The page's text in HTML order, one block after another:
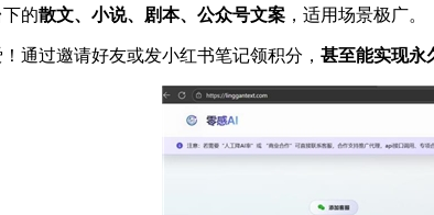
的散文、小说、剧本、公众号文案 ，适用场景极广。
通过邀请好友或发小红书笔记领积分， 甚至能实现永